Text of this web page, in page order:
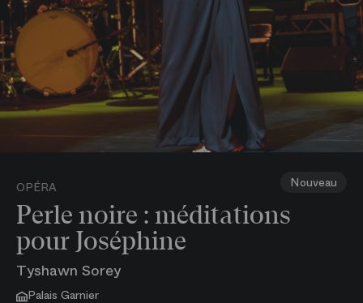
OPÉRA Nouveau
Perle noire : méditations
pour Joséphine
Tyshawn Sorey
Palais Garnier